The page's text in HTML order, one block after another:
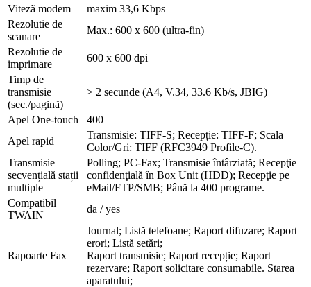
Vitezã modem
maxim 33,6 Kbps
Rezolutie de
scanare
Max.: 600 x 600 (ultra-fin)
Rezolutie de
imprimare
600 x 600 dpi
Timp de
transmisie
(sec./paginã)
> 2 secunde (A4, V.34, 33.6 Kb/s, JBIG)
Apel One-touch
400
Apel rapid
Transmisie: TIFF-S; Recepție: TIFF-F; Scala
Color/Gri: TIFF (RFC3949 Profile-C).
Transmisie
secvențială stații
multiple
Polling; PC-Fax; Transmisie întârziată; Recepţie
confidenţială în Box Unit (HDD); Recepţie pe
eMail/FTP/SMB; Până la 400 programe.
Compatibil
TWAIN
da / yes
Rapoarte Fax
Journal; Listă telefoane; Raport difuzare; Raport
erori; Listă setări;
Raport transmisie; Raport recepție; Raport
rezervare; Raport solicitare consumabile. Starea
aparatului;